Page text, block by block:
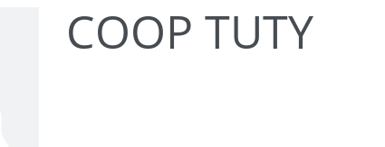
COOP TUTY